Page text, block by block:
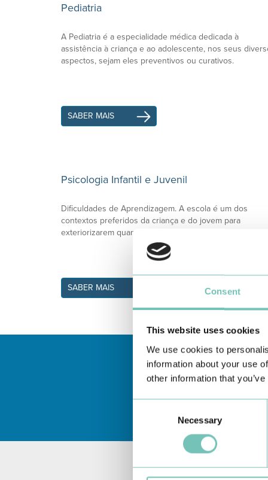
Consent
This website uses cookies
We use cookies to
information about your use
other information that
Necessary
Pediatria
A Pediatria é a especialidade médica dedicada à
assistência à criança e ao adolescente, nos seus
aspectos, sejam eles preventivos ou curativos.
SABER MAIS
Psicologia Infantil e Juvenil
Dificuldades de Aprendizagem. A escola é um dos
contextos preferidos da criança e do jovem para
exteriorizarem quando algo não está bem.
SABER MAIS